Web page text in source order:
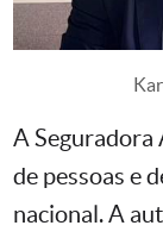
A Seguradora
de pessoas e
nacional. A